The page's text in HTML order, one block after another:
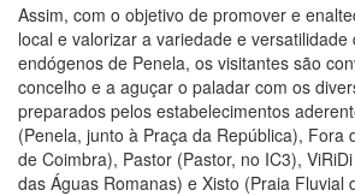
Assim, com o objetivo de promover e
local e valorizar a variedade e versatilidade
endógenos de Penela, os visitantes são
concelho e a aguçar o paladar com os
preparados pelos estabelecimentos
(Penela, junto à Praça da República), Fora
de Coimbra), Pastor (Pastor, no IC3),
das Águas Romanas) e Xisto (Praia Fluvial